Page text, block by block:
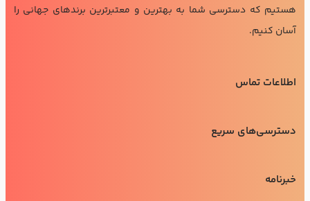
هستیم که دسترسی شما به بهترین و معتبرترین برندهای جهانی را
آسان کنیم.
اطلاعات تماس
دسترسی‌های سریع
خبرنامه